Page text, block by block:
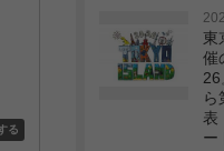
る
東
催
26
ら
表
ー